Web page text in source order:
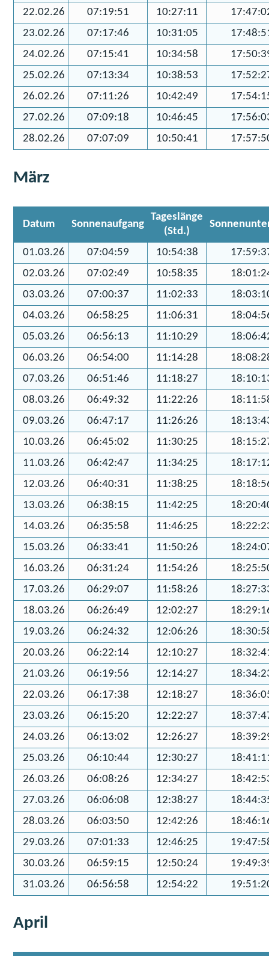
22.02.26 07:19:51 10:27:11
23.02.26
07:17:46 10:31:05
24.02.26
07:15:41 10:34:58
25.02.26
07:13:34 10:38:53
26.02.26
07:11:26 10:42:49
27.02.26
07:09:18 10:46:45
28.02.26
07:07:09 10:50:41
März
Datum Sonnenaufgang
Tageslänge
(Std.)
01.03.26 07:04:59 10:54:38
02.03.26
07:02:49 10:58:35
03.03.26
07:00:37 11:02:33
04.03.26
06:58:25 11:06:31
05.03.26
06:56:13 11:10:29
06.03.26
06:54:00 11:14:28
07.03.26
06:51:46 11:18:27
08.03.26
06:49:32 11:22:26
09.03.26
06:47:17 11:26:26
10.03.26
06:45:02 11:30:25
11.03.26
06:42:47 11:34:25
12.03.26
06:40:31 11:38:25
13.03.26
06:38:15 11:42:25
14.03.26
06:35:58 11:46:25
15.03.26
06:33:41 11:50:26
16.03.26
06:31:24 11:54:26
17.03.26
06:29:07 11:58:26
18.03.26
06:26:49 12:02:27
19.03.26
06:24:32 12:06:26
20.03.26
06:22:14 12:10:27
21.03.26
06:19:56 12:14:27
22.03.26
06:17:38 12:18:27
23.03.26
06:15:20 12:22:27
24.03.26
06:13:02 12:26:27
25.03.26
06:10:44 12:30:27
26.03.26
06:08:26 12:34:27
27.03.26
06:06:08 12:38:27
28.03.26
06:03:50 12:42:26
29.03.26
07:01:33 12:46:25
30.03.26
06:59:15 12:50:24
31.03.26
06:56:58 12:54:22
April